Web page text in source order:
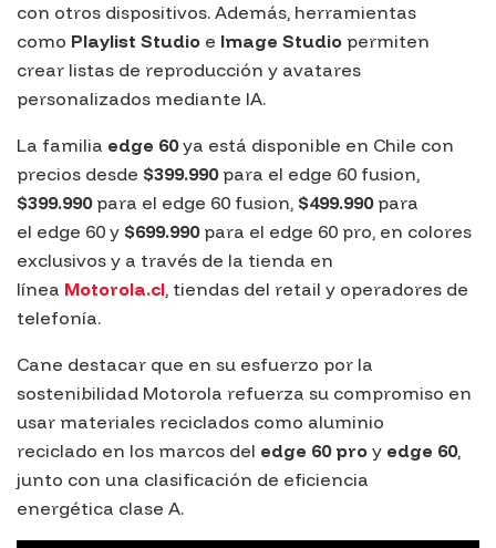
con otros dispositivos. Además, herramientas
como Playlist Studio e Image Studio permiten
crear listas de reproducción y avatares
personalizados mediante IA.
La familia edge 60ya está disponible en Chile con
precios desde $399.990 para el edge 60 fusion,
$399.990para el edge 60 fusion, $499.990para
el edge 60 y $699.990para el edge 60 pro, en colores
exclusivos y a través de la tienda en
línea Motorola.cl, tiendas del retail y operadores de
telefonía.
Cane destacar que en su esfuerzo por la
sostenibilidad Motorola refuerza su compromiso en
usar materiales reciclados como aluminio
reciclado en los marcos del edge 60 pro y edge 60,
junto con una clasificación de eficiencia
energética clase A.